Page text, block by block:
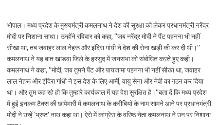
भोपाल। मध्य प्रदेश के मुख्यमंत्री कमलनाथ ने देश की सुरक्षा को लेकर प्रधानमंत्री नरेंद्र
मोदी पर निशाना साधा। उन्होंने रविवार को कहा, ‘‘जब नरेंद्र मोदी ने पैंट पहनना भी नहीं
सीखा था, तब जवाहर लाल नेहरू और इंदिरा गांधी ने देश की सेना खड़ी की कर दी थी।’’
कमलनाथ ने यह बात खांडवा जिले के हरसुद में जनसभा को संबोधित करते हुए कही।
कमलनाथ ने कहा, ‘‘मोदी, जब तुमने पैंट और पायजामा पहनना भी नहीं सीखा था, जवाहर
लाल नेहरू और इंदिरा गांधी ने इस देश के लिए आर्मी, वायु सेना और नेवी का गठन कर दिया
था। और तुम कह रहे हो कि तुम्हारे कार्यकाल में यह देश सुरक्षित है।’’बता दें कि मध्य प्रदेश
में हुई इनकम टैक्स की छापेमारी में कमलनाथ के करीबियों के नाम सामने आने पर प्रधानमंत्री
मोदी ने उन्हें ‘भ्रष्ट’ नाथ कहा था। ऐसे में कांग्रेस के वरिष्ठ नेता कमलनाथ ने उन पर निशाना